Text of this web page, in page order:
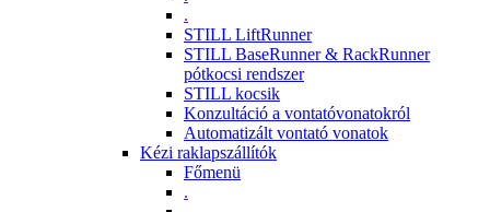
.
STILL LiftRunner
STILL BaseRunner & RackRunner
pótkocsi rendszer
STILL kocsik
Konzultáció a vontatóvonatokról
Automatizált vontató vonatok
Kézi raklapszállítók
Főmenü
.